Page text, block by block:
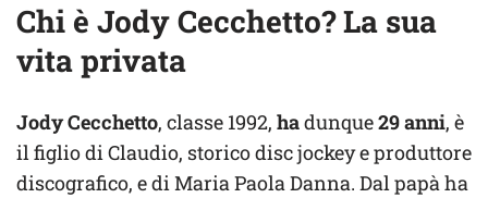
Chi è Jody Cecchetto? La sua
vita privata
Jody Cecchetto, classe 1992, hadunque29 anni, è
il figlio di Claudio, storico disc jockey e produttore
discografico, e di Maria Paola Danna. Dal papà ha